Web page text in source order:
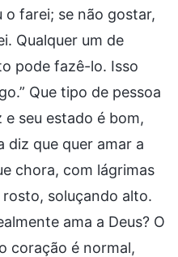
o farei; se não gostar,
Qualquer um de
pode fazê-lo. Isso
Que tipo de pessoa
e seu estado é bom,
diz que quer amar a
chora, com lágrimas
soluçando alto.
ama a Deus? O
coração é normal,